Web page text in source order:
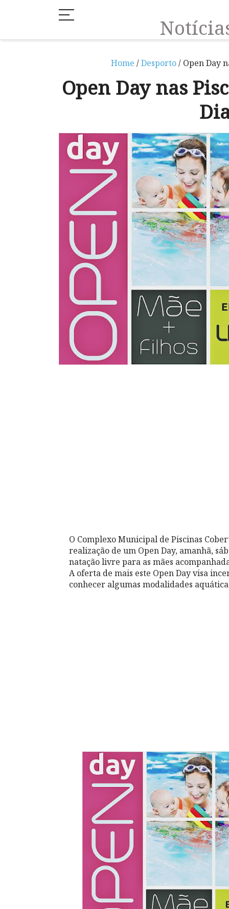
Home /Desporto/ Open Day
Open Day nas
O Complexo Municipal de Piscinas
realização de um Open Day, amanhã,
natação livre para as mães
A oferta de mais este Open Day visa
conhecer algumas modalidades